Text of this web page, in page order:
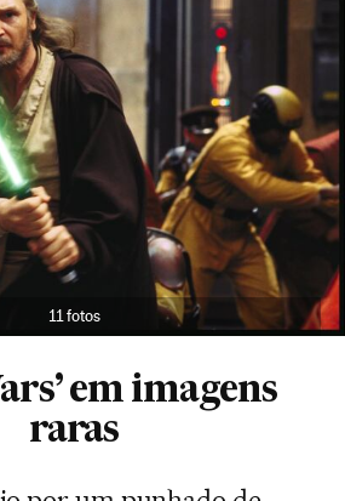
11 fotos
em imagens
raras